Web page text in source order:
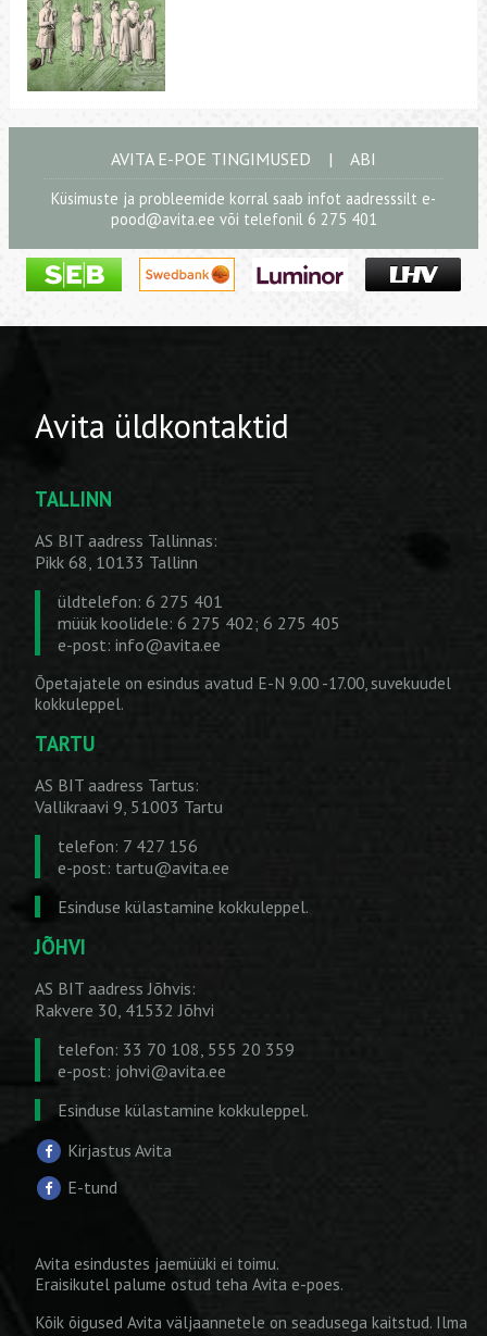
AVITA E-POE TINGIMUSED | ABI
Küsimuste ja probleemide korral saab infot aadresssilt e-
pood@avita.ee või telefonil 6 275 401
Avita üldkontaktid
TALLINN
AS BIT aadress Tallinnas:
Pikk 68, 10133 Tallinn
üldtelefon: 6 275 401
müük koolidele: 6 275 402; 6 275 405
e-post: info@avita.ee
Õpetajatele on esindus avatud E-N 9.00 -17.00, suvekuudel
kokkuleppel.
TARTU
AS BIT aadress Tartus:
Vallikraavi 9, 51003 Tartu
telefon: 7 427 156
e-post: tartu@avita.ee
Esinduse külastamine kokkuleppel.
JÕHVI
AS BIT aadress Jõhvis:
Rakvere 30, 41532 Jõhvi
telefon: 33 70 108, 555 20 359
e-post: johvi@avita.ee
Esinduse külastamine kokkuleppel.
Kirjastus Avita
E-tund
Avita esindustes jaemüüki ei toimu.
Eraisikutel palume ostud teha Avita e-poes.
Kõik õigused Avita väljaannetele on seadusega kaitstud. Ilma